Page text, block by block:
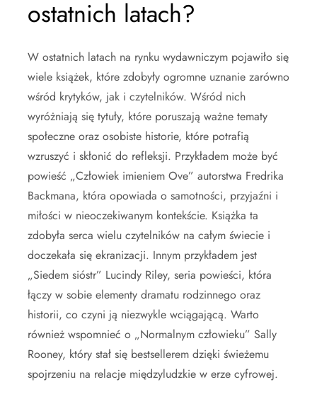
ostatnich latach?
W ostatnich latach na rynku wydawniczym pojawiło się
wiele książek, które zdobyły ogromne uznanie zarówno
wśród krytyków, jak i czytelników. Wśród nich
wyróżniają się tytuły, które poruszają ważne tematy
społeczne oraz osobiste historie, które potrafią
wzruszyć i skłonić do refleksji. Przykładem może być
powieść „Człowiek imieniem Ove” autorstwa Fredrika
Backmana, która opowiada o samotności, przyjaźni i
miłości w nieoczekiwanym kontekście. Książka ta
zdobyła serca wielu czytelników na całym świecie i
doczekała się ekranizacji. Innym przykładem jest
„Siedem sióstr” Lucindy Riley, seria powieści, która
łączy w sobie elementy dramatu rodzinnego oraz
historii, co czyni ją niezwykle wciągającą. Warto
również wspomnieć o „Normalnym człowieku” Sally
Rooney, który stał się bestsellerem dzięki świeżemu
spojrzeniu na relacje międzyludzkie w erze cyfrowej.